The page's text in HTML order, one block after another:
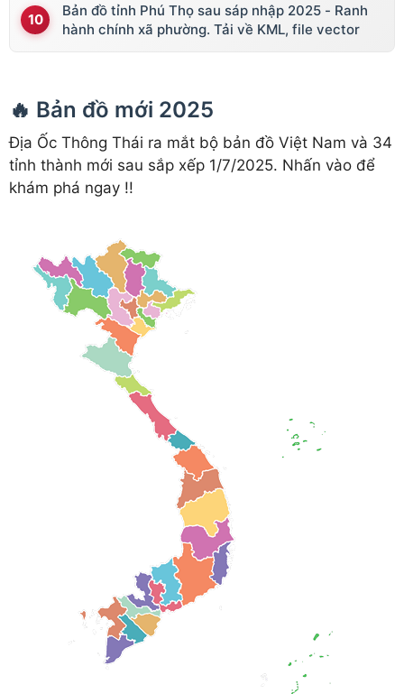
Bản đồ tỉnh Phú Thọ sau sáp nhập 2025 - Ranh
hành chính xã phường. Tải về KML, file vector
🔥 Bản đồ mới 2025
Địa Ốc Thông Thái ra mắt bộ bản đồ Việt Nam và 34
tỉnh thành mới sau sắp xếp 1/7/2025. Nhấn vào để
khám phá ngay !!